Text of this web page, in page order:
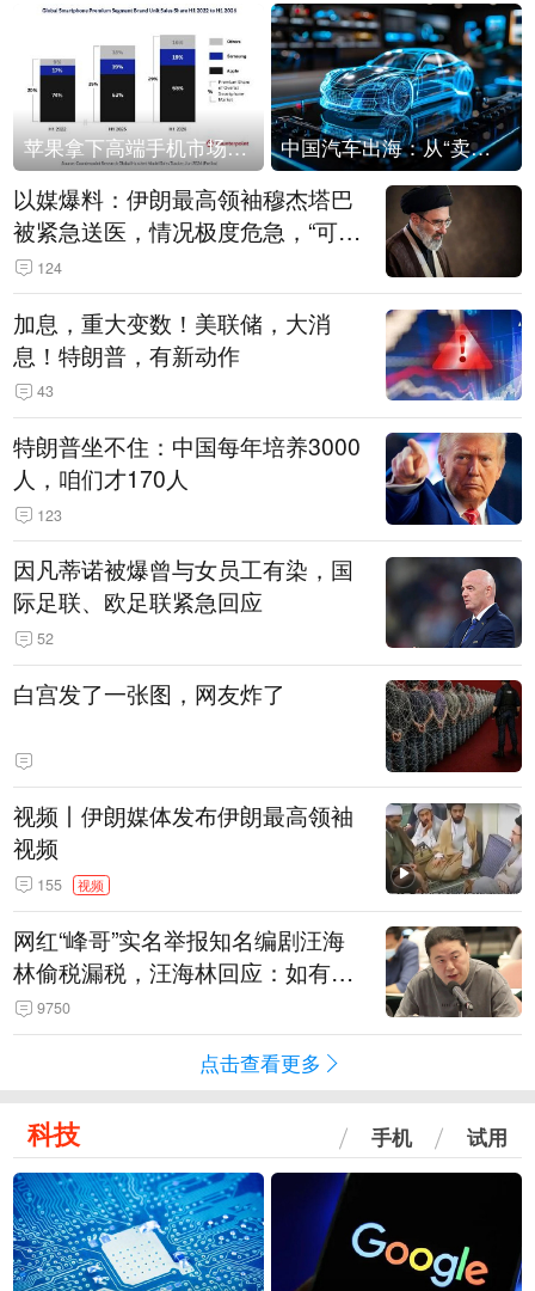
苹果拿下高端手机市场65%的份额：iPhone 17系列功不可没 中国汽车出海：从“卖出去”到“走进去”
以媒爆料：伊朗最高领袖穆杰塔巴
被紧急送医，情况极度危急，“可能
随时会死去”
124
加息，重大变数！美联储，大消
息！特朗普，有新动作
43
特朗普坐不住：中国每年培养3000
人，咱们才170人
123
因凡蒂诺被爆曾与女员工有染，国
际足联、欧足联紧急回应
52
白宫发了一张图，网友炸了
视频丨伊朗媒体发布伊朗最高领袖
视频
155 视频
网红“峰哥”实名举报知名编剧汪海
林偷税漏税，汪海林回应：如有违
法行为，相关机构自会进行评判和
处理
9750
点击查看更多
科技 手机 试用